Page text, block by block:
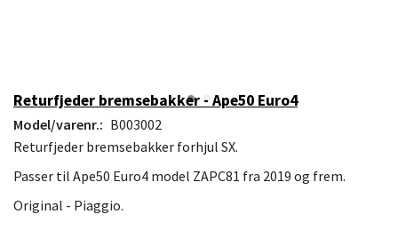
Returfjeder bremsebakker - Ape50 Euro4
Model/varenr.: B003002
Returfjeder bremsebakker forhjul SX.
Passer til Ape50 Euro4 model ZAPC81 fra 2019 og frem.
Original - Piaggio.